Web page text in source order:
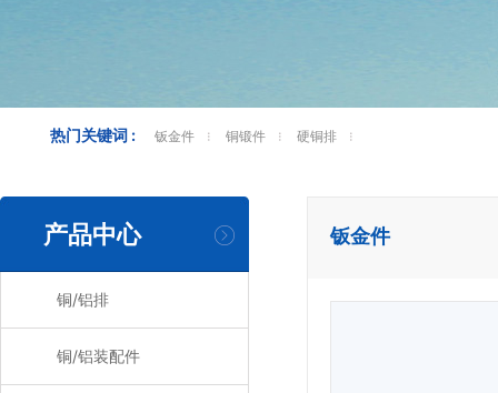
热门关键词 : 钣金件 铜锻件 硬铜排
产品中心
铜/铝排
铜/铝装配件
钣金件